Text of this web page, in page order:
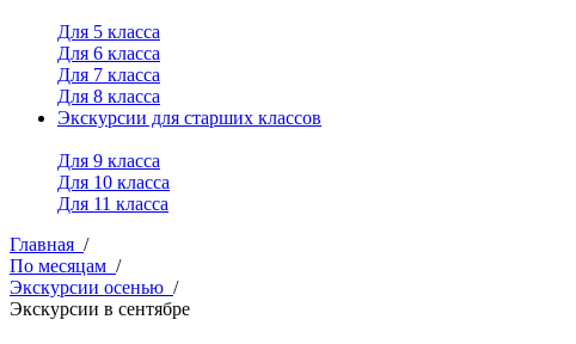
Для 5 класса
Для 6 класса
Для 7 класса
Для 8 класса
Экскурсии для старших классов
Для 9 класса
Для 10 класса
Для 11 класса
Главная /
По месяцам /
Экскурсии осенью /
Экскурсии в сентябре